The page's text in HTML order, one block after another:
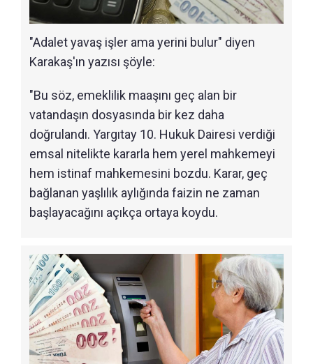
"Adalet yavaş işler ama yerini bulur" diyen
Karakaş'ın yazısı şöyle:
"Bu söz, emeklilik maaşını geç alan bir
vatandaşın dosyasında bir kez daha
doğrulandı. Yargıtay 10. Hukuk Dairesi verdiği
emsal nitelikte kararla hem yerel mahkemeyi
hem istinaf mahkemesini bozdu. Karar, geç
bağlanan yaşlılık aylığında faizin ne zaman
başlayacağını açıkça ortaya koydu.